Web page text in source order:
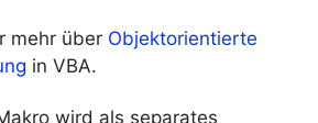
mehr über Objektorientierte
in VBA.
wird als separates